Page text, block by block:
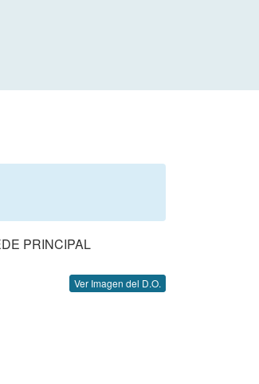
PRINCIPAL
Ver Imagen del D.O.